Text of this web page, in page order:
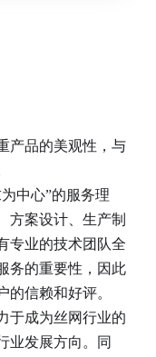
产品的美观性，与
中心”的服务理
方案设计、生产制
专业的技术团队全
务的重要性，因此
信赖和好评。
于成为丝网行业的
业发展方向。同